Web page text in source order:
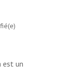
est un